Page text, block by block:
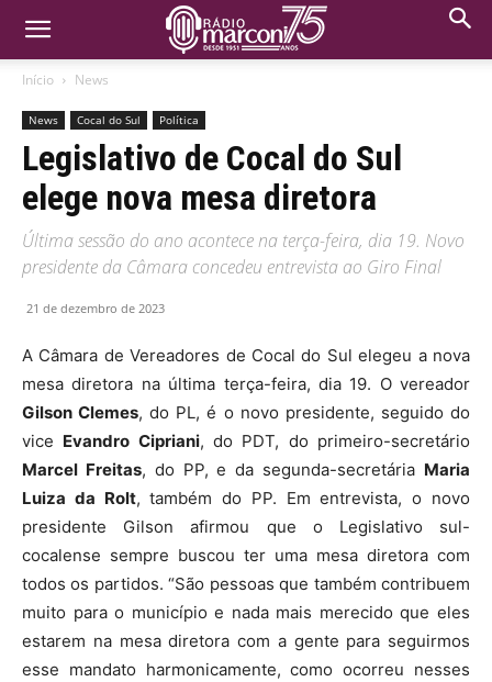
Início News
News Cocal do Sul Política
Legislativo de Cocal do Sul
elege nova mesa diretora
Última sessão do ano acontece na terça-feira, dia 19. Novo
presidente da Câmara concedeu entrevista ao Giro Final
21 de dezembro de 2023
A Câmara de Vereadores de Cocal do Sul elegeu a nova
mesa diretora na última terça-feira, dia 19. O vereador
Gilson Clemes, do PL, é o novo presidente, seguido do
vice Evandro Cipriani, do PDT, do primeiro-secretário
Marcel Freitas, do PP, e da segunda-secretária Maria
Luiza da Rolt, também do PP. Em entrevista, o novo
presidente Gilson afirmou que o Legislativo sul-
cocalense sempre buscou ter uma mesa diretora com
todos os partidos. “São pessoas que também contribuem
muito para o município e nada mais merecido que eles
estarem na mesa diretora com a gente para seguirmos
esse mandato harmonicamente, como ocorreu nesses